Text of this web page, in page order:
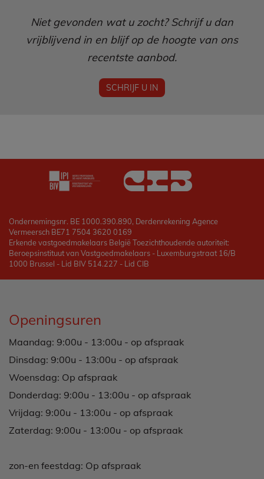
Niet gevonden wat u zocht? Schrijf u dan
vrijblijvend in en blijf op de hoogte van ons
recentste aanbod.
SCHRIJF U IN
Ondernemingsnr. BE 1000.390.890, Derdenrekening Agence
Vermeersch BE71 7504 3620 0169
Erkende vastgoedmakelaars België Toezichthoudende autoriteit:
Beroepsinstituut van Vastgoedmakelaars - Luxemburgstraat 16/B
1000 Brussel - Lid BIV 514.227 - Lid CIB
Openingsuren
Maandag: 9:00u - 13:00u - op afspraak
Dinsdag: 9:00u - 13:00u - op afspraak
Woensdag: Op afspraak
Donderdag: 9:00u - 13:00u - op afspraak
Vrijdag: 9:00u - 13:00u - op afspraak
Zaterdag: 9:00u - 13:00u - op afspraak
zon-en feestdag: Op afspraak